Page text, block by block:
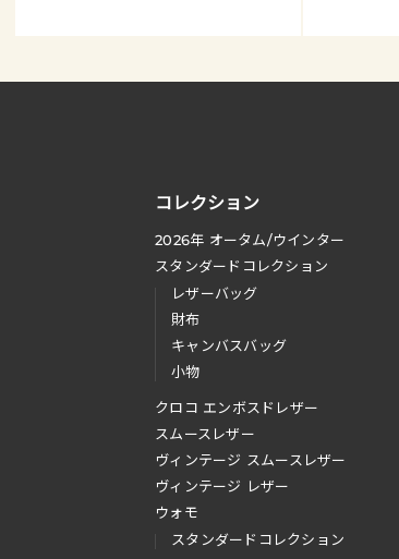
コレクション
2026年 オータム/ウインター
スタンダードコレクション
レザーバッグ
財布
キャンバスバッグ
小物
クロコ エンボスドレザー
スムースレザー
ヴィンテージ スムースレザー
ヴィンテージ レザー
ウォモ
スタンダードコレクション